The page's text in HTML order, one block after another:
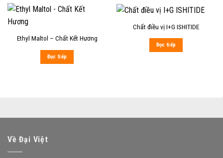
Ethyl Maltol – Chất Kết Hương
Đọc tiếp
Chất điều vị I+G ISHITIDE
Đọc tiếp
Về Đại Việt